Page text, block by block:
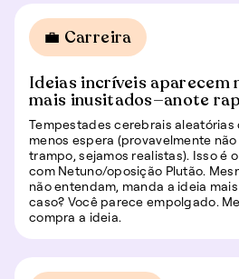
💼 Carreira
Ideias incríveis aparecem
mais inusitados—anote
Tempestades cerebrais
menos espera (provavelmente
trampo, sejamos realistas). Isso é
com Netuno/oposição Plutão.
não entendam, manda a ideia
caso? Você parece empolgado.
compra a ideia.